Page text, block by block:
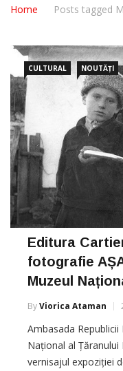
Home Posts tagged
CULTURAL NOUTĂȚI
Editura
fotografie
Muzeul
ByViorica Ataman
Ambasada
Național al Țăranului
vernisajul expoziției